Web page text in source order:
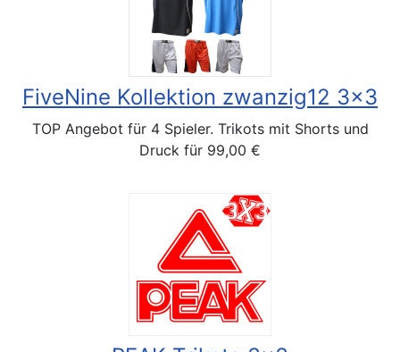
FiveNine Kollektion zwanzig12 3x3
TOP Angebot für 4 Spieler. Trikots mit Shorts und
Druck für 99,00 €